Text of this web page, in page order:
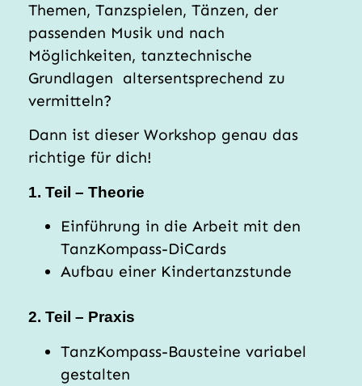
Themen, Tanzspielen, Tänzen, der
passenden Musik und nach
Möglichkeiten, tanztechnische
Grundlagen
altersentsprechend zu
vermitteln?
Dann ist dieser Workshop genau das
richtige für dich!
1. Teil – Theorie
Einführung in die Arbeit mit den
TanzKompass-DiCards
Aufbau einer Kindertanzstunde
2. Teil – Praxis
TanzKompass-Bausteine variabel
gestalten